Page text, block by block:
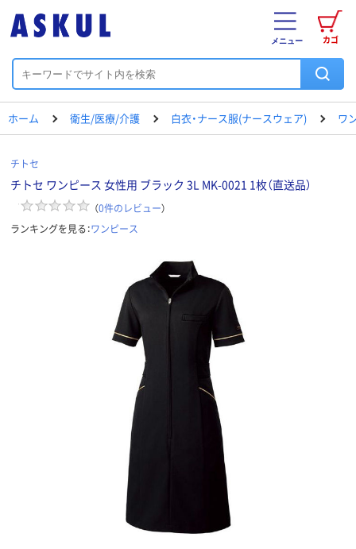
カゴ
メニュー
ホーム 衛生/医療/介護 白衣・ナース服(ナースウェア) ワ
チトセ
チトセ ワンピース 女性用 ブラック 3L MK-0021 1枚（直送品）
（0件のレビュー）
ランキングを見る：ワンピース